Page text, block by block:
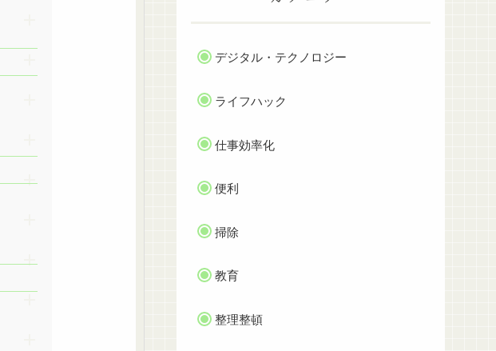
デジタル・テクノロジー
ライフハック
仕事効率化
便利
掃除
教育
整理整頓